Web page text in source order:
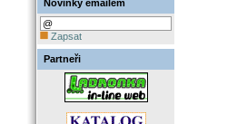
Novinky emailem
Zapsat
Partneři